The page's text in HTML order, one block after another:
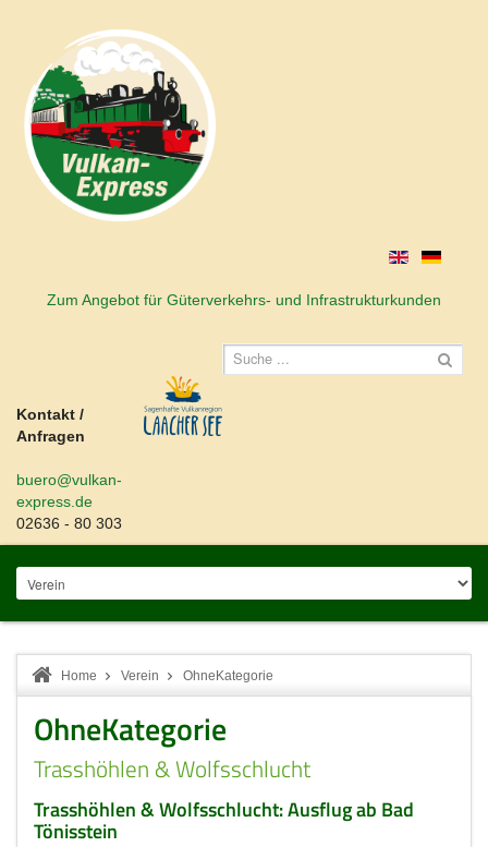
Zum Angebot für Güterverkehrs- und Infrastrukturkunden
Kontakt /
Anfragen
buero@vulkan-
express.de
02636 - 80 303
Home Verein OhneKategorie
OhneKategorie
Trasshöhlen & Wolfsschlucht
Trasshöhlen & Wolfsschlucht: Ausflug ab Bad
Tönisstein